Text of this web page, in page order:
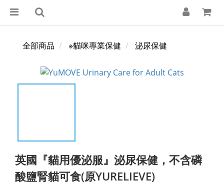
全部商品 ※貓咪專業保健 泌尿保健
英國『貓用優泌服』泌尿保健，不含磷
酸鹽腎貓可食(原YURELIEVE)